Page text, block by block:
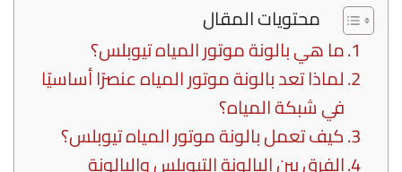
محتويات المقال
ما هي بالونة موتور المياه تيوبلس؟
لماذا تعد بالونة موتور المياه عنصرًا أساسيًا
في شبكة المياه؟
كيف تعمل بالونة موتور المياه تيوبلس؟
الفرق بين البالونة التيوبلس والبالونة